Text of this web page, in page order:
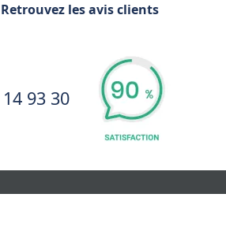
Retrouvez les avis clients
93 30